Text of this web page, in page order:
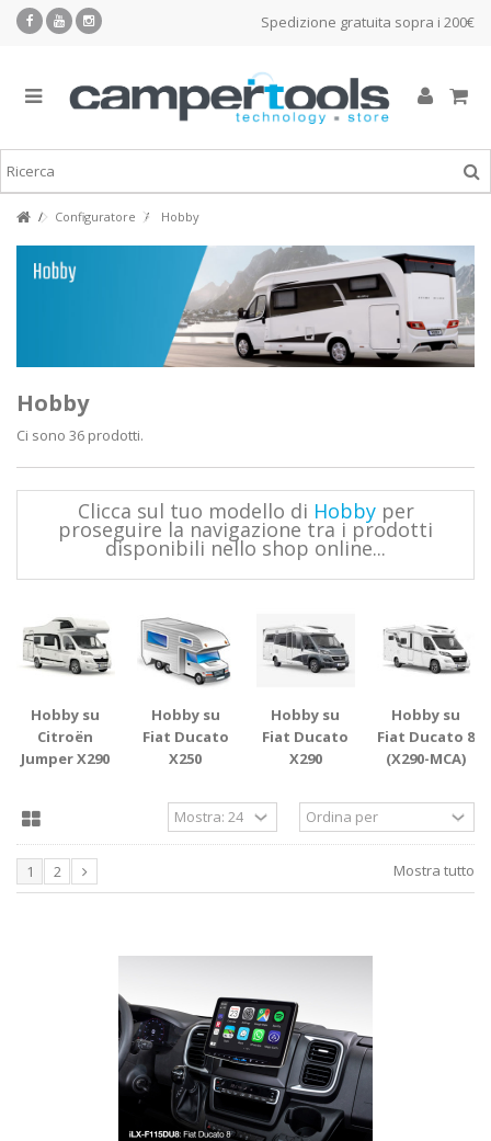
Spedizione gratuita sopra i 200€
Configuratore Hobby
Hobby
Ci sono 36 prodotti.
Clicca sul tuo modello di Hobbyper
proseguire la navigazione tra i prodotti
disponibili nello shop online...
Hobby su
Citroën
Jumper X290
Hobby su
Fiat Ducato
X250
Hobby su
Fiat Ducato
X290
Hobby su
Fiat Ducato 8
(X290-MCA)
Mostra tutto
1 2